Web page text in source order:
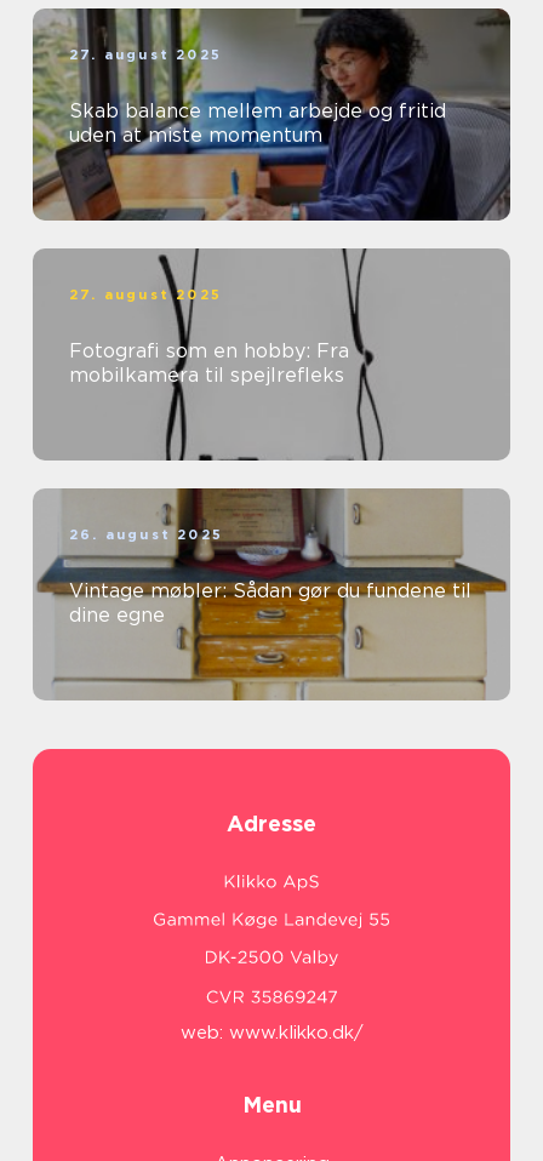
27. august 2025
Skab balance mellem arbejde og fritid
uden at miste momentum
27. august 2025
Fotografi som en hobby: Fra
mobilkamera til spejlrefleks
26. august 2025
Vintage møbler: Sådan gør du fundene til
dine egne
Adresse
web: www.klikko.dk/
Menu